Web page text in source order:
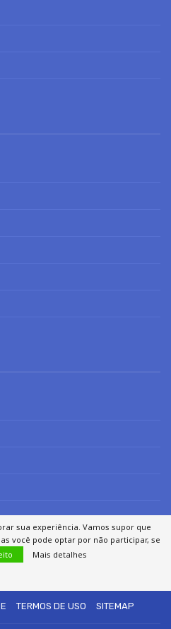
TERMOS DE USO SITEMAP
sua experiência. Vamos supor que
você pode optar por não participar, se
Mais detalhes